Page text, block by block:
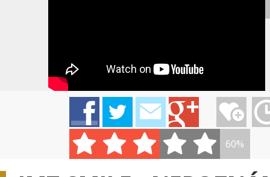
PIANO GUYS - LET IT...
0:06
60%